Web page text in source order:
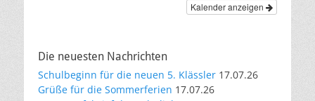
Kalender anzeigen
Die neuesten Nachrichten
Schulbeginn für die neuen 5. Klässler 17.07.26
Grüße für die Sommerferien 17.07.26